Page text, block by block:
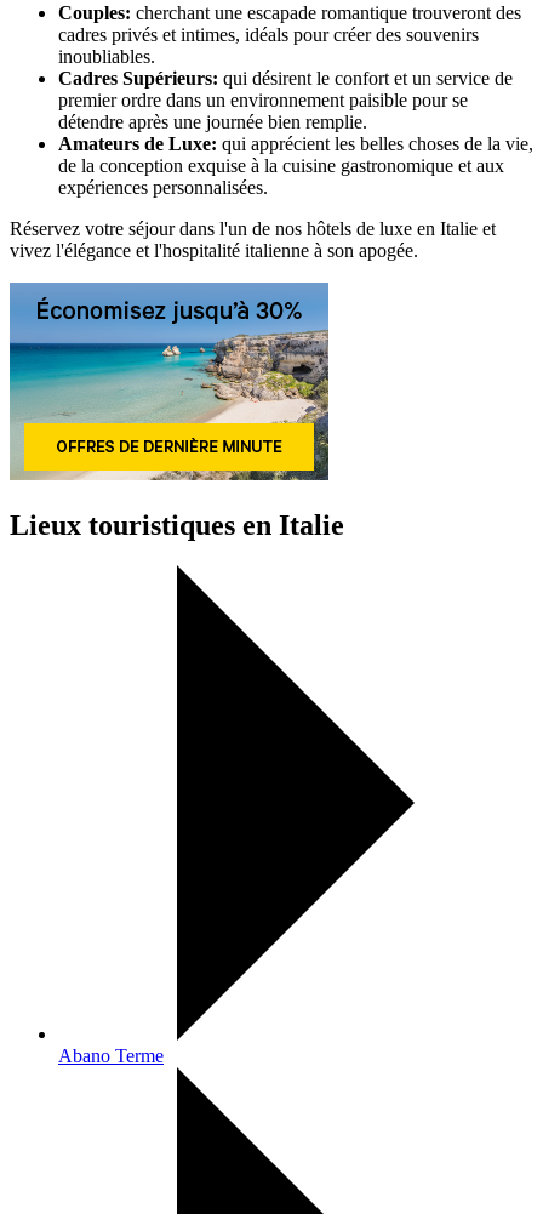
Couples: cherchant une escapade romantique trouveront des
cadres privés et intimes, idéals pour créer des souvenirs
inoubliables.
Cadres Supérieurs: qui désirent le confort et un service de
premier ordre dans un environnement paisible pour se
détendre après une journée bien remplie.
Amateurs de Luxe: qui apprécient les belles choses de la vie,
de la conception exquise à la cuisine gastronomique et aux
expériences personnalisées.
Réservez votre séjour dans l'un de nos hôtels de luxe en Italie et
vivez l'élégance et l'hospitalité italienne à son apogée.
Lieux touristiques en Italie
Abano Terme